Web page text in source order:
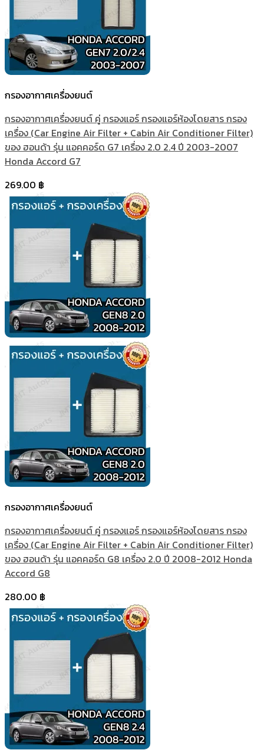
กรองอากาศเครื่องยนต์
กรองอากาศเครื่องยนต์ คู่ กรองแอร์ กรองแอร์ห้องโดยสาร กรอง
เครื่อง (Car Engine Air Filter + Cabin Air Conditioner Filter)
ของ ฮอนด้า รุ่น แอคคอร์ด G7 เครื่อง 2.0 2.4 ปี 2003-2007
Honda Accord G7
269.00 ฿
กรองอากาศเครื่องยนต์
กรองอากาศเครื่องยนต์ คู่ กรองแอร์ กรองแอร์ห้องโดยสาร กรอง
เครื่อง (Car Engine Air Filter + Cabin Air Conditioner Filter)
ของ ฮอนด้า รุ่น แอคคอร์ด G8 เครื่อง 2.0 ปี 2008-2012 Honda
Accord G8
280.00 ฿